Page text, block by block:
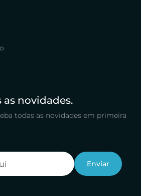
as novidades.
todas as novidades em primeira